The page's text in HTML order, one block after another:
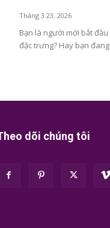
Tháng 3 23, 2026
Bạn là người mới bắt
đặc trưng? Hay bạn
dõi chúng tôi